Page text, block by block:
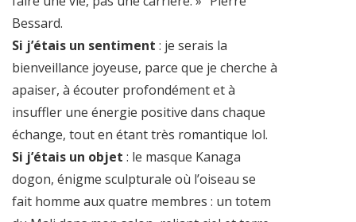
Bessard.
Si j’étais un sentiment : je serais la
bienveillance joyeuse, parce que je cherche à
apaiser, à écouter profondément et à
insuffler une énergie positive dans chaque
échange, tout en étant très romantique lol.
Si j’étais un objet : le masque Kanaga
dogon, énigme sculpturale où l’oiseau se
fait homme aux quatre membres : un totem